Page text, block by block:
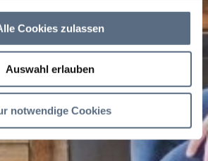
Cookies zulassen
Auswahl erlauben
notwendige Cookies